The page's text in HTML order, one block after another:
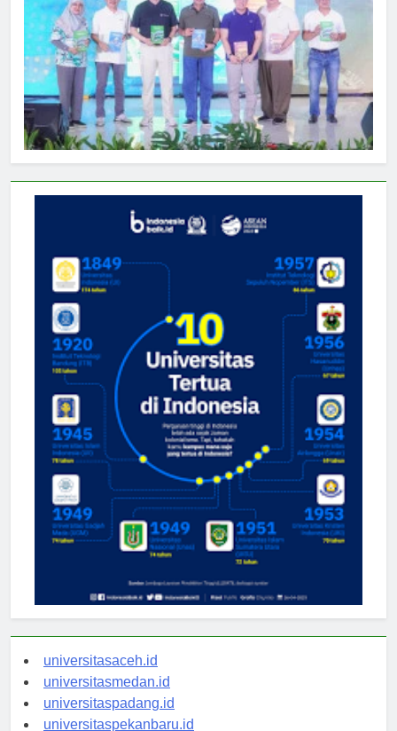
universitasaceh.id
universitasmedan.id
universitaspadang.id